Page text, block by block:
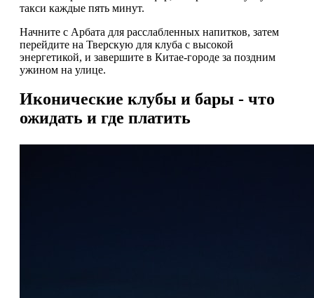
такси каждые пять минут.
Начните с Арбата для расслабленных напитков, затем
перейдите на Тверскую для клуба с высокой
энергетикой, и завершите в Китае-городе за поздним
ужином на улице.
Иконические клубы и бары - что
ожидать и где платить